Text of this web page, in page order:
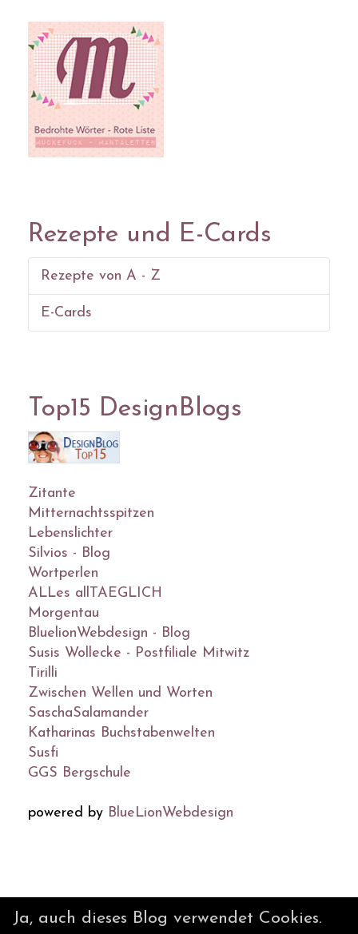
Rezepte und E-Cards
Rezepte von A - Z
E-Cards
Top15 DesignBlogs
Zitante
Mitternachtsspitzen
Lebenslichter
Silvios - Blog
Wortperlen
ALLes allTAEGLICH
Morgentau
BluelionWebdesign - Blog
Susis Wollecke - Postfiliale Mitwitz
Tirilli
Zwischen Wellen und Worten
SaschaSalamander
Katharinas Buchstabenwelten
Susfi
GGS Bergschule
powered by BlueLionWebdesign
BlueLionWebdesign.de
Ja, auch dieses Blog verwendet Cookies.